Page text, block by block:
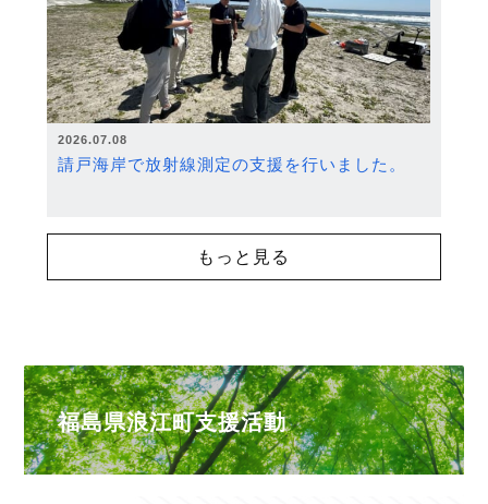
2026.07.08
請戸海岸で放射線測定の支援を行いました。
もっと見る
福島県浪江町支援活動